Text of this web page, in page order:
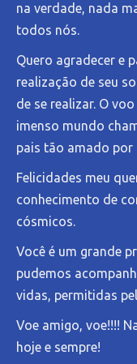
na verdade, nada
todos nós.
Quero agradecer e
realização de seu
de se realizar. O
imenso mundo
pais tão amado por
Felicidades meu
conhecimento de
cósmicos.
Você é um grande
pudemos
vidas, permitidas
Voe amigo, voe!!!!
hoje e sempre!